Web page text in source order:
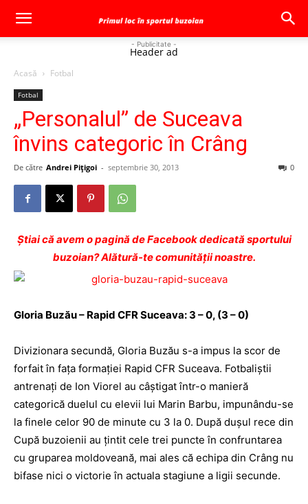
- Publicitate -
Header ad
Acasă Fotbal
Fotbal
„Personalul” de Suceava
învins categoric în Crâng
De către Andrei Pițigoi - septembrie 30, 2013 0
Ştiai că avem o pagină de Facebook dedicată sportului
buzoian? Alătură-te comunității noastre.
Gloria Buzău – Rapid CFR Suceava: 3 – 0, (3 – 0)
Divizionara secundă, Gloria Buzău s-a impus la scor de
forfait în faţa formaţiei Rapid CFR Suceava. Fotbaliştii
antrenaţi de Ion Viorel au câştigat într-o manieră
categorică duelul cu elevii lui Marin Barbu, impunându-se
la finele celor 90 de minute cu 3 la 0. După duşul rece din
Cupă buzoienii au ţintit cele trei puncte în confruntarea
cu gruparea moldoveană, mai ales că echipa din Crâng nu
bifase nici o victorie în actuala stagiune a ligii secunde.